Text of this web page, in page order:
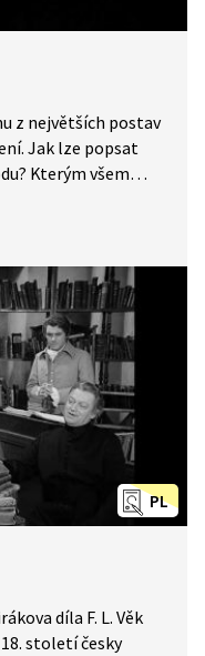
z největších postav
Jak lze popsat
Kterým všem
PL
díla F. L. Věk
česky